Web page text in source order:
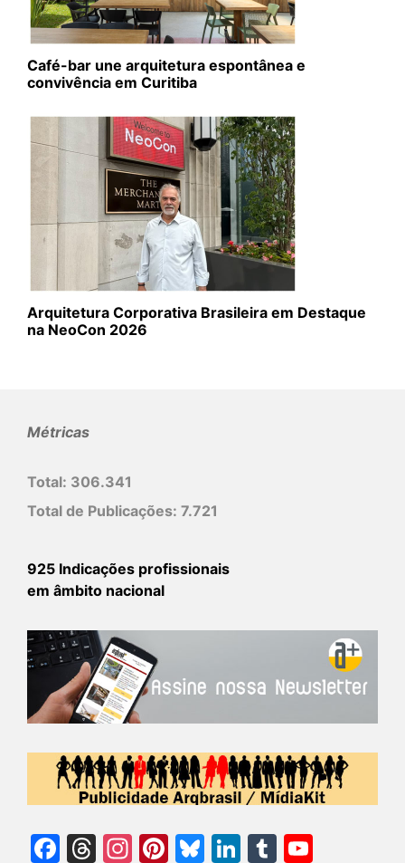
Café-bar une arquitetura espontânea e
convivência em Curitiba
Arquitetura Corporativa Brasileira em Destaque
na NeoCon 2026
Métricas
Total: 306.341
Total de Publicações: 7.721
925 Indicações profissionais
em âmbito nacional
Facebook
Threads
Instagram
Pinterest
Bluesky
LinkedIn
Tumblr